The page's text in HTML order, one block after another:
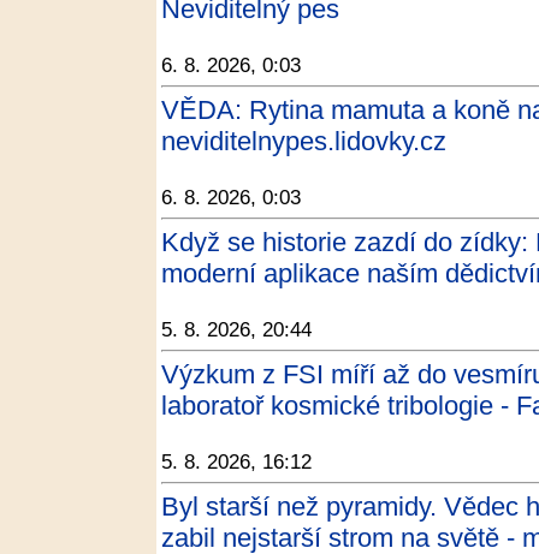
Neviditelný pes
6. 8. 2026, 0:03
VĚDA: Rytina mamuta a koně
neviditelnypes.lidovky.cz
6. 8. 2026, 0:03
Když se historie zazdí do
moderní aplikace naším
5. 8. 2026, 20:44
Výzkum z FSI míří až do
laboratoř kosmické tribologie -
5. 8. 2026, 16:12
Byl starší než pyramidy. Vědec
zabil nejstarší strom na světě -